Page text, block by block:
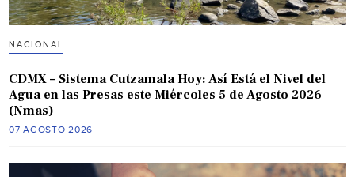
NACIONAL
CDMX – Sistema Cutzamala Hoy: Así Está el Nivel del
Agua en las Presas este Miércoles 5 de Agosto 2026
(Nmas)
07 AGOSTO 2026